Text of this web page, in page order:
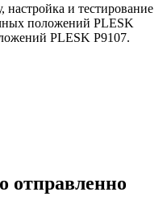
настройка и тестирование
положений PLESK
PLESK P9107.
отправленно